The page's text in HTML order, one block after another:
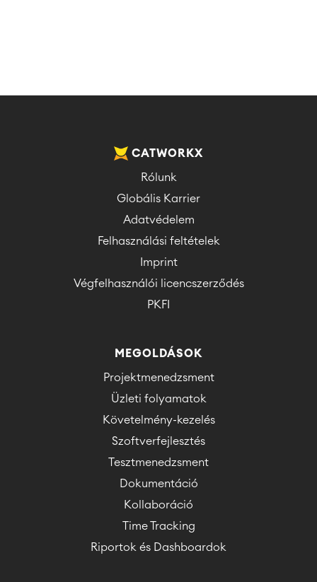
CATWORKX
Rólunk
Globális Karrier
Adatvédelem
Felhasználási feltételek
Imprint
Végfelhasználói licencszerződés
PKFI
MEGOLDÁSOK
Projektmenedzsment
Üzleti folyamatok
Követelmény-kezelés
Szoftverfejlesztés
Tesztmenedzsment
Dokumentáció
Kollaboráció
Time Tracking
Riportok és Dashboardok